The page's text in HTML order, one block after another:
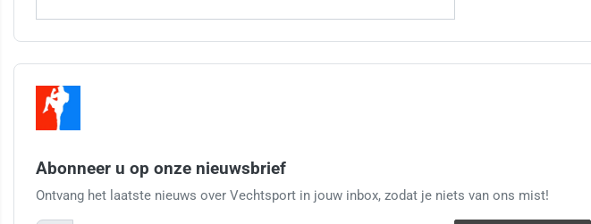
Abonneer u op onze nieuwsbrief
Ontvang het laatste nieuws over Vechtsport in jouw inbox, zodat je niets van ons mist!